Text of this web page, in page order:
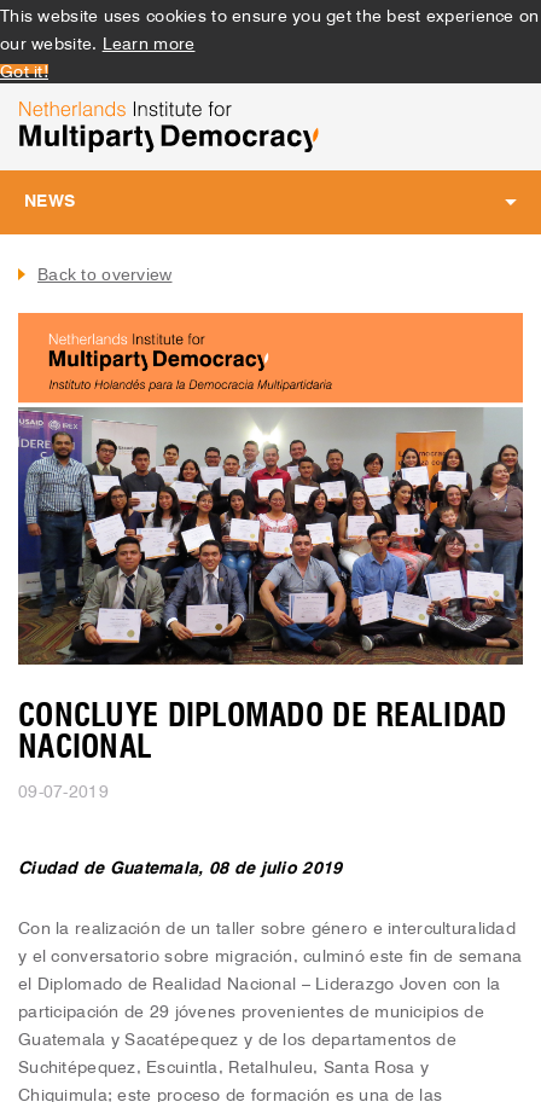
This website uses cookies to ensure you get the best experience on
our website. Learn more
Got it!
NEWS
navigation
Back to overview
CONCLUYE DIPLOMADO DE REALIDAD
NACIONAL
09-07-2019
Ciudad de Guatemala, 08 de julio 2019
Con la realización de un taller sobre género e interculturalidad
y el conversatorio sobre migración, culminó este fin de semana
el Diplomado de Realidad Nacional – Liderazgo Joven con la
participación de 29 jóvenes provenientes de municipios de
Guatemala y Sacatépequez y de los departamentos de
Suchitépequez, Escuintla, Retalhuleu, Santa Rosa y
Chiquimula; este proceso de formación es una de las